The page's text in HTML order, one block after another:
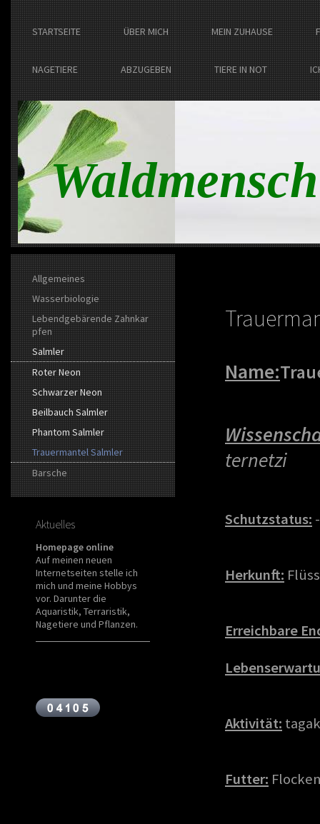
STARTSEITE ÜBER MICH MEIN ZUHAUSE
NAGETIERE ABZUGEBEN TIERE IN NOT
Waldmensch
Allgemeines
Wasserbiologie
Lebendgebärende Zahnkar
pfen
Salmler
Roter Neon
Schwarzer Neon
Beilbauch Salmler
Phantom Salmler
Trauermantel Salmler
Barsche
Aktuelles
Homepage online
Auf meinen neuen
Internetseiten stelle ich
mich und meine Hobbys
vor. Darunter die
Aquaristik, Terraristik,
Nagetiere und Pflanzen.
Name:
ternetzi
Schutzstatus: -
Herkunft:
Erreichbare
Aktivität:
Futter: